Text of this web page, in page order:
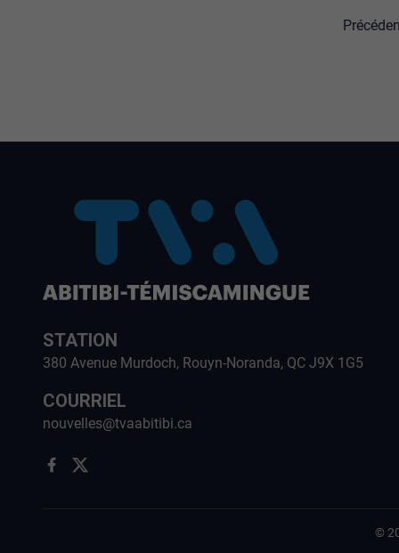
STATION
380 Avenue Murdoch, Rouyn-Noranda, QC J9X 1G5
COURRIEL
nouvelles@tvaabitibi.ca
©